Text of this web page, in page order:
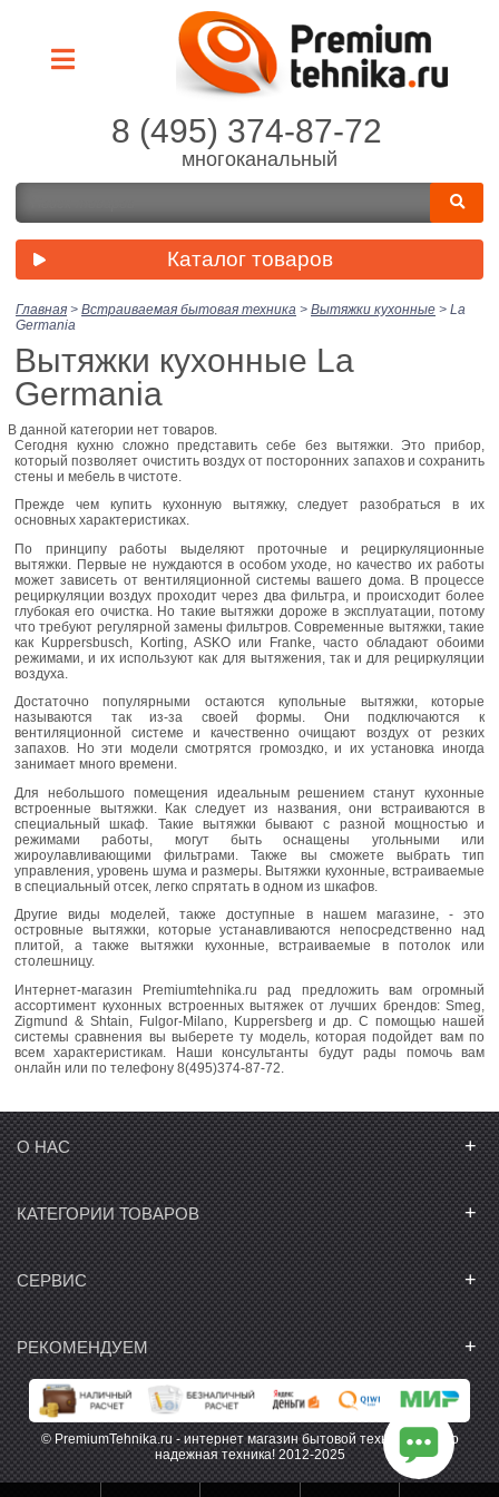
8 (495) 374-87-72
многоканальный
Каталог товаров
Главная > Встраиваемая бытовая техника > Вытяжки кухонные > La
Germania
Вытяжки кухонные La
Germania
В данной категории нет товаров.
Сегодня кухню сложно представить себе без вытяжки. Это прибор,
который позволяет очистить воздух от посторонних запахов и сохранить
стены и мебель в чистоте.
Прежде чем купить кухонную вытяжку, следует разобраться в их
основных характеристиках.
По принципу работы выделяют проточные и рециркуляционные
вытяжки. Первые не нуждаются в особом уходе, но качество их работы
может зависеть от вентиляционной системы вашего дома. В процессе
рециркуляции воздух проходит через два фильтра, и происходит более
глубокая его очистка. Но такие вытяжки дороже в эксплуатации, потому
что требуют регулярной замены фильтров. Современные вытяжки, такие
как Kuppersbusch, Korting, ASKO или Franke, часто обладают обоими
режимами, и их используют как для вытяжения, так и для рециркуляции
воздуха.
Достаточно популярными остаются купольные вытяжки, которые
называются так из-за своей формы. Они подключаются к
вентиляционной системе и качественно очищают воздух от резких
запахов. Но эти модели смотрятся громоздко, и их установка иногда
занимает много времени.
Для небольшого помещения идеальным решением станут кухонные
встроенные вытяжки. Как следует из названия, они встраиваются в
специальный шкаф. Такие вытяжки бывают с разной мощностью и
режимами работы, могут быть оснащены угольными или
жироулавливающими фильтрами. Также вы сможете выбрать тип
управления, уровень шума и размеры. Вытяжки кухонные, встраиваемые
в специальный отсек, легко спрятать в одном из шкафов.
Другие виды моделей, также доступные в нашем магазине, - это
островные вытяжки, которые устанавливаются непосредственно над
плитой, а также вытяжки кухонные, встраиваемые в потолок или
столешницу.
Интернет-магазин Premiumtehnika.ru рад предложить вам огромный
ассортимент кухонных встроенных вытяжек от лучших брендов: Smeg,
Zigmund & Shtain, Fulgor-Milano, Kuppersberg и др. С помощью нашей
системы сравнения вы выберете ту модель, которая подойдет вам по
всем характеристикам. Наши консультанты будут рады помочь вам
онлайн или по телефону 8(495)374-87-72.
О НАС +
КАТЕГОРИИ ТОВАРОВ +
СЕРВИС +
РЕКОМЕНДУЕМ +
© PremiumTehnika.ru - интернет магазин бытовой техники. Только
надежная техника! 2012-2025